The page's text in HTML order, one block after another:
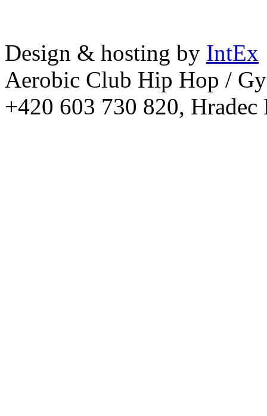
Design & hosting by IntEx
Aerobic Club Hip Hop /
+420 603 730 820,